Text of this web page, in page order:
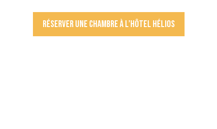
Réserver une chambre à l’hôtel Hélios